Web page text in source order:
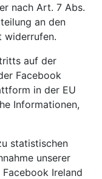
nach Art. 7 Abs.
an den
widerrufen.
auf der
Facebook
in der EU
Informationen,
statistischen
unserer
Ireland